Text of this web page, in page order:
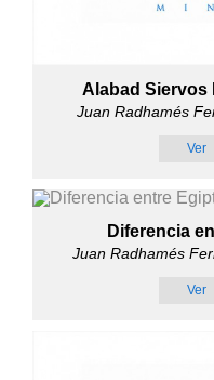
Alabad Siervos
Juan Radhamés
Ver
Diferencia
Juan Radhamés
Ver